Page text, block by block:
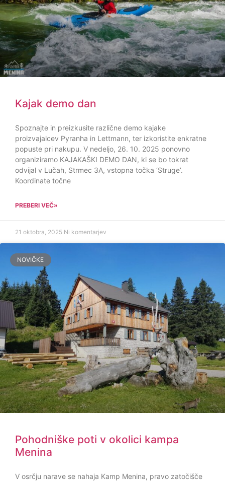
Kajak demo dan
Spoznajte in preizkusite različne demo kajake
proizvajalcev Pyranha in Lettmann, ter izkoristite enkratne
popuste pri nakupu. V nedeljo, 26. 10. 2025 ponovno
organiziramo KAJAKAŠKI DEMO DAN, ki se bo tokrat
odvijal v Lučah, Strmec 3A, vstopna točka ‘Struge’.
Koordinate točne
PREBERI VEČ»
21 oktobra, 2025 Ni komentarjev
NOVIČKE
Pohodniške poti v okolici kampa
Menina
V osrčju narave se nahaja Kamp Menina, pravo zatočišče